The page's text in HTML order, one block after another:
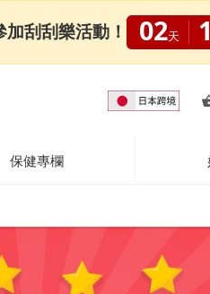
保健專欄
刮刮樂活動！ 02天